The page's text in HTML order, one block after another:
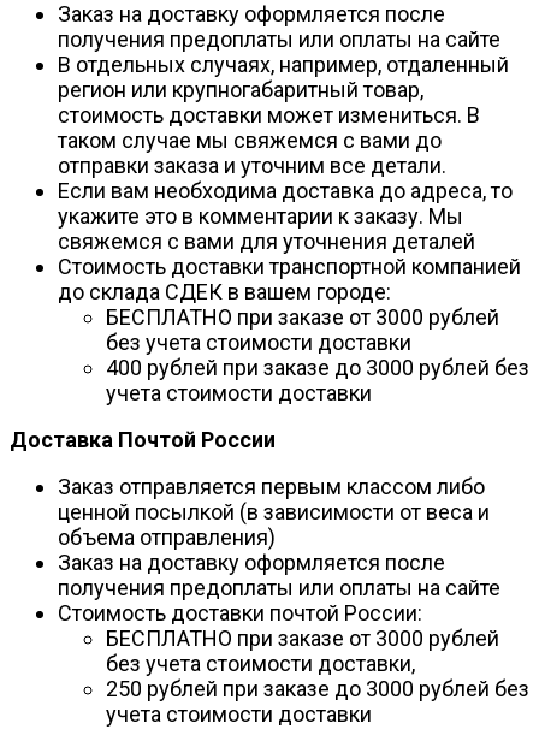
Заказ на доставку оформляется после
получения предоплаты или оплаты на сайте
В отдельных случаях, например, отдаленный
регион или крупногабаритный товар,
стоимость доставки может измениться. В
таком случае мы свяжемся с вами до
отправки заказа и уточним все детали.
Если вам необходима доставка до адреса, то
укажите это в комментарии к заказу. Мы
свяжемся с вами для уточнения деталей
Стоимость доставки транспортной компанией
до склада СДЕК в вашем городе:
БЕСПЛАТНО при заказе от 3000 рублей
без учета стоимости доставки
400 рублей при заказе до 3000 рублей без
учета стоимости доставки
Доставка Почтой России
Заказ отправляется первым классом либо
ценной посылкой (в зависимости от веса и
объема отправления)
Заказ на доставку оформляется после
получения предоплаты или оплаты на сайте
Стоимость доставки почтой России:
БЕСПЛАТНО при заказе от 3000 рублей
без учета стоимости доставки,
250 рублей при заказе до 3000 рублей без
учета стоимости доставки